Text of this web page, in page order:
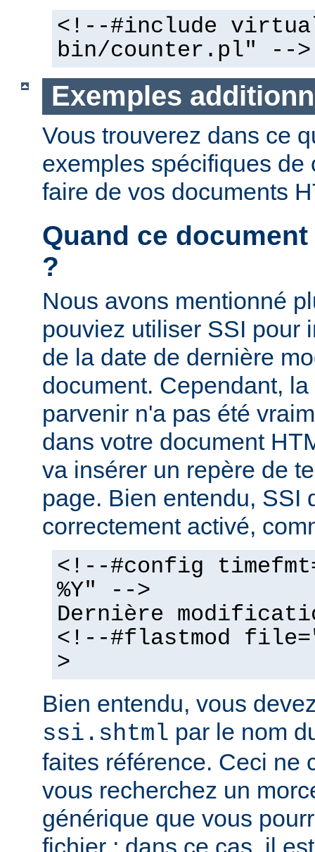
<!--#include
bin/counter.pl" -->
Exemples
Vous trouverez dans ce
exemples spécifiques de
faire de vos documents
Quand ce
?
Nous avons mentionné
pouviez utiliser SSI pour
de la date de dernière
document. Cependant,
parvenir n'a pas été
dans votre document
va insérer un repère de
page. Bien entendu, SSI
correctement activé,
<!--#config
%Y" -->
Dernière
<!--#flastmod
>
Bien entendu, vous
ssi.shtml par le nom
faites référence. Ceci ne
vous recherchez un
générique que vous
fichier ; dans ce cas, il